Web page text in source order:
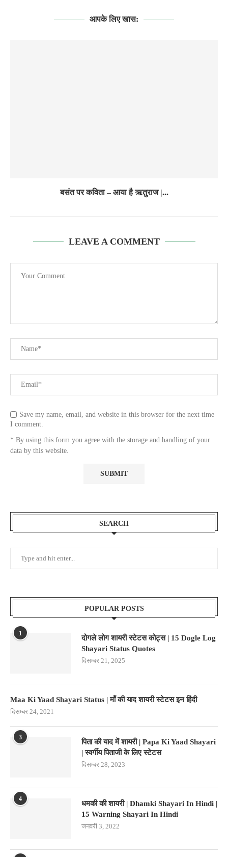
आपके लिए खास:
बसंत पर कविता – आया है ऋतुराज |...
LEAVE A COMMENT
Save my name, email, and website in this browser for the next time
I comment.
* By using this form you agree with the storage and handling of your
data by this website.
SEARCH
POPULAR POSTS
1
दोगले लोग शायरी स्टेटस कोट्स | 15 Dogle Log
Shayari Status Quotes
दिसम्बर 21, 2025
Maa Ki Yaad Shayari Status | माँ की याद शायरी स्टेटस इन हिंदी
दिसम्बर 24, 2021
3
पिता की याद में शायरी | Papa Ki Yaad Shayari
| स्वर्गीय पिताजी के लिए स्टेटस
दिसम्बर 28, 2023
4
धमकी की शायरी | Dhamki Shayari In Hindi |
15 Warning Shayari In Hindi
जनवरी 3, 2022